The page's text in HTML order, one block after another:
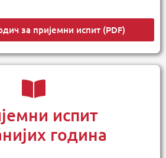
за пријемни испит (PDF)
испит
година